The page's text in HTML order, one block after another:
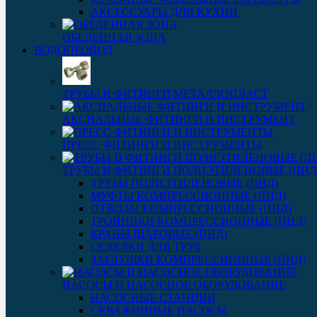
АКСЕССУАРЫ ДЛЯ КУХНИ
ОБЕДЕННАЯ ЗОНА
ВОДОПРОВОД
ТРУБЫ И ФИТИНГИ МЕТАЛЛОПЛАСТ
АКСИАЛЬНЫЕ ФИТИНГИ И ИНСТРУМЕНТ
ПРЕСС ФИТИНГИ И ИНСТРУМЕНТЫ
ТРУБЫ И ФИТИНГИ ПОЛИЭТИЛЕНОВЫЕ
ТРУБЫ ПОЛИЭТИЛЕНОВЫЕ (ПНД)
МУФТЫ КОМПРЕССИОННЫЕ (ПНД)
ОТВОДЫ КОМПРЕССИОННЫЕ (ПНД)
ТРОЙНИКИ КОМПРЕССИОННЫЕ (ПНД)
КРАНЫ ШАРОВЫЕ (ПНД)
СЕДЕЛКИ ДЛЯ ТРУБ
ЗАГЛУШКИ КОМПРЕССИОННЫЕ (ПНД)
НАСОСЫ И НАСОСНОЕ ОБОРУДОВАНИЕ
НАСОСНЫЕ СТАНЦИИ
СКВАЖИННЫЕ НАСОСЫ